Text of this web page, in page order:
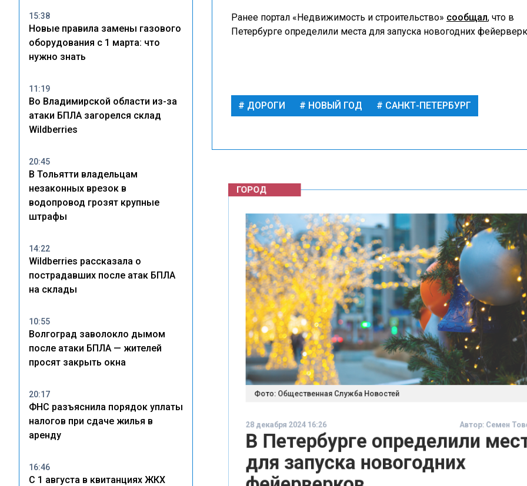
15:38
Новые правила замены газового
оборудования с 1 марта: что
нужно знать
11:19
Во Владимирской области из-за
атаки БПЛА загорелся склад
Wildberries
20:45
В Тольятти владельцам
незаконных врезок в
водопровод грозят крупные
штрафы
14:22
Wildberries рассказала о
пострадавших после атак БПЛА
на склады
10:55
Волгоград заволокло дымом
после атаки БПЛА — жителей
просят закрыть окна
20:17
ФНС разъяснила порядок уплаты
налогов при сдаче жилья в
аренду
16:46
С 1 августа в квитанциях ЖКХ
Ранее портал «Недвижимость и строительство» сообщал, что в
Петербурге определили места для запуска новогодних
ДОРОГИ НОВЫЙ ГОД САНКТ-ПЕТЕРБУРГ
ГОРОД
Фото: Общественная Служба Новостей
В Петербурге определили
для запуска новогодних
фейерверков